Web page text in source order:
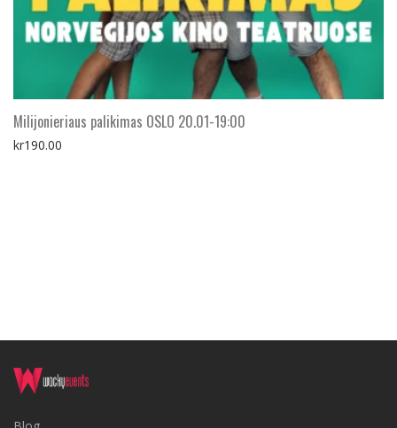
Milijonieriaus palikimas OSLO 20.01-19:00
kr190.00